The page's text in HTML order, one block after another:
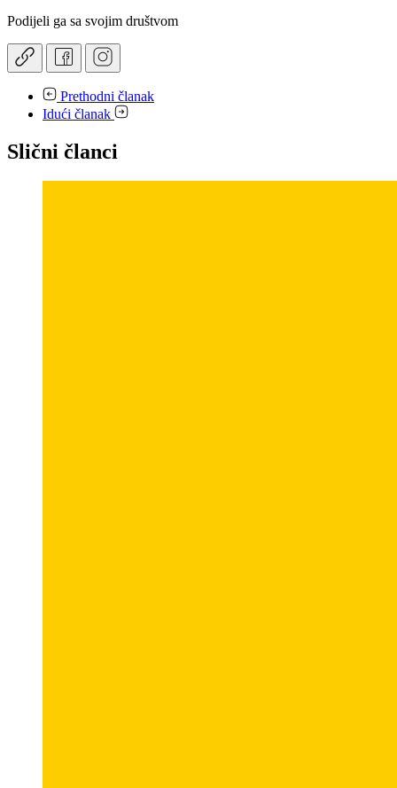
Podijeli ga sa svojim društvom
Prethodni članak
Idući članak
Slični članci